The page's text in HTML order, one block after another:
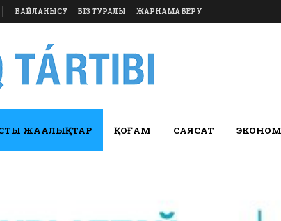
БАЙЛАНЫСУ БІЗ ТУРАЛЫ ЖАРНАМА БЕРУ
ЖАҢАЛЫҚТАР ҚОҒАМ САЯСАТ